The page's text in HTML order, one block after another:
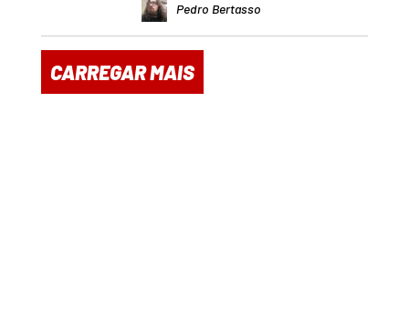
Pedro Bertasso
CARREGAR MAIS